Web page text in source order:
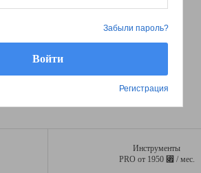
Инструменты
PRO от 1950 ⃏ / мес.
Регистрация
Забыли пароль?